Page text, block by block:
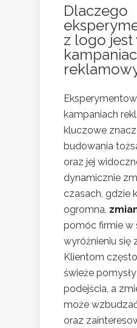
Dlaczego
z logo jest
kampaniach
kluczowe
budowania
oraz jej
dynamicznie
czasach, gdzie
ogromna,
pomóc firmie w
wyróżnieniu się
Klientom
świeże
podejścia, a
może
oraz